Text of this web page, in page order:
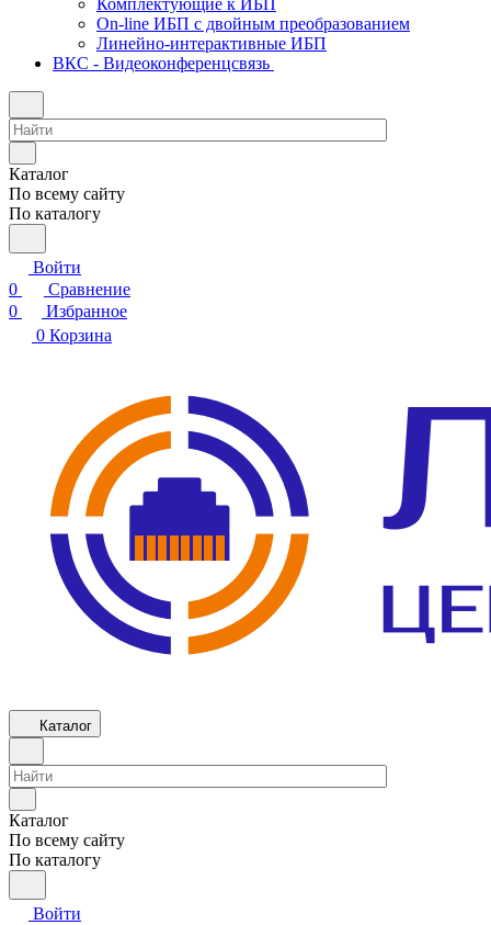
Комплектующие к ИБП
On-line ИБП с двойным преобразованием
Линейно-интерактивные ИБП
ВКС - Видеоконференцсвязь
Каталог
По всему сайту
По каталогу
Войти
0
Сравнение
0
Избранное
0 Корзина
Каталог
Каталог
По всему сайту
По каталогу
Войти